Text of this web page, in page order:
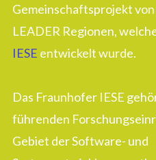
Gemeinschaftsprojekt
LEADER Regionen,
IESE entwickelt wurde.
Das Fraunhofer IESE
führenden
Gebiet der Software- und